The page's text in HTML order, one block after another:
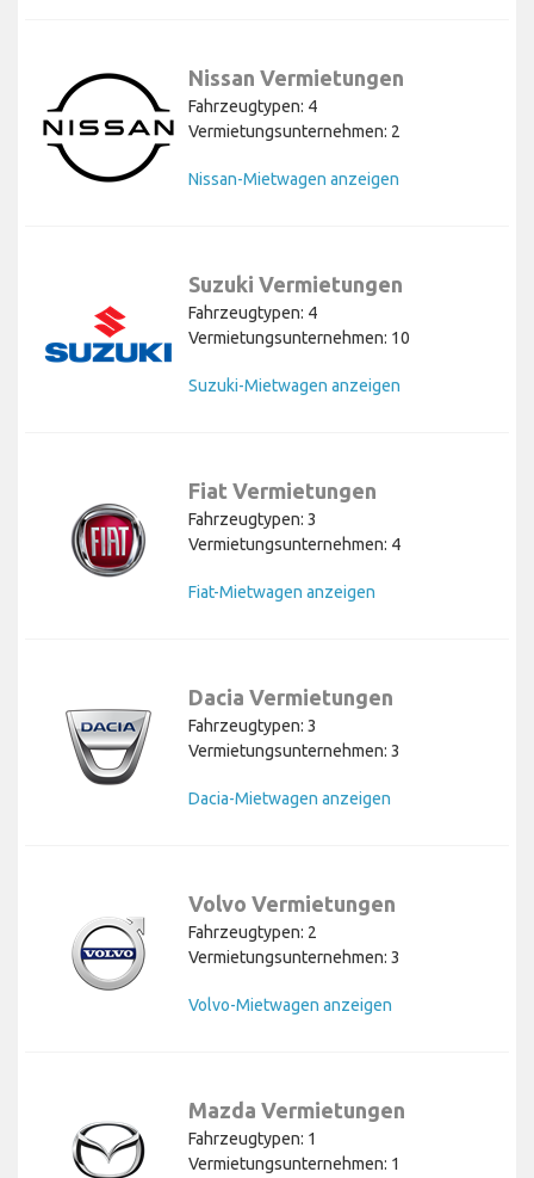
Nissan Vermietungen
Fahrzeugtypen: 4
Vermietungsunternehmen: 2
Nissan-Mietwagen anzeigen
Suzuki Vermietungen
Fahrzeugtypen: 4
Vermietungsunternehmen: 10
Suzuki-Mietwagen anzeigen
Fiat Vermietungen
Fahrzeugtypen: 3
Vermietungsunternehmen: 4
Fiat-Mietwagen anzeigen
Dacia Vermietungen
Fahrzeugtypen: 3
Vermietungsunternehmen: 3
Dacia-Mietwagen anzeigen
Volvo Vermietungen
Fahrzeugtypen: 2
Vermietungsunternehmen: 3
Volvo-Mietwagen anzeigen
Mazda Vermietungen
Fahrzeugtypen: 1
Vermietungsunternehmen: 1